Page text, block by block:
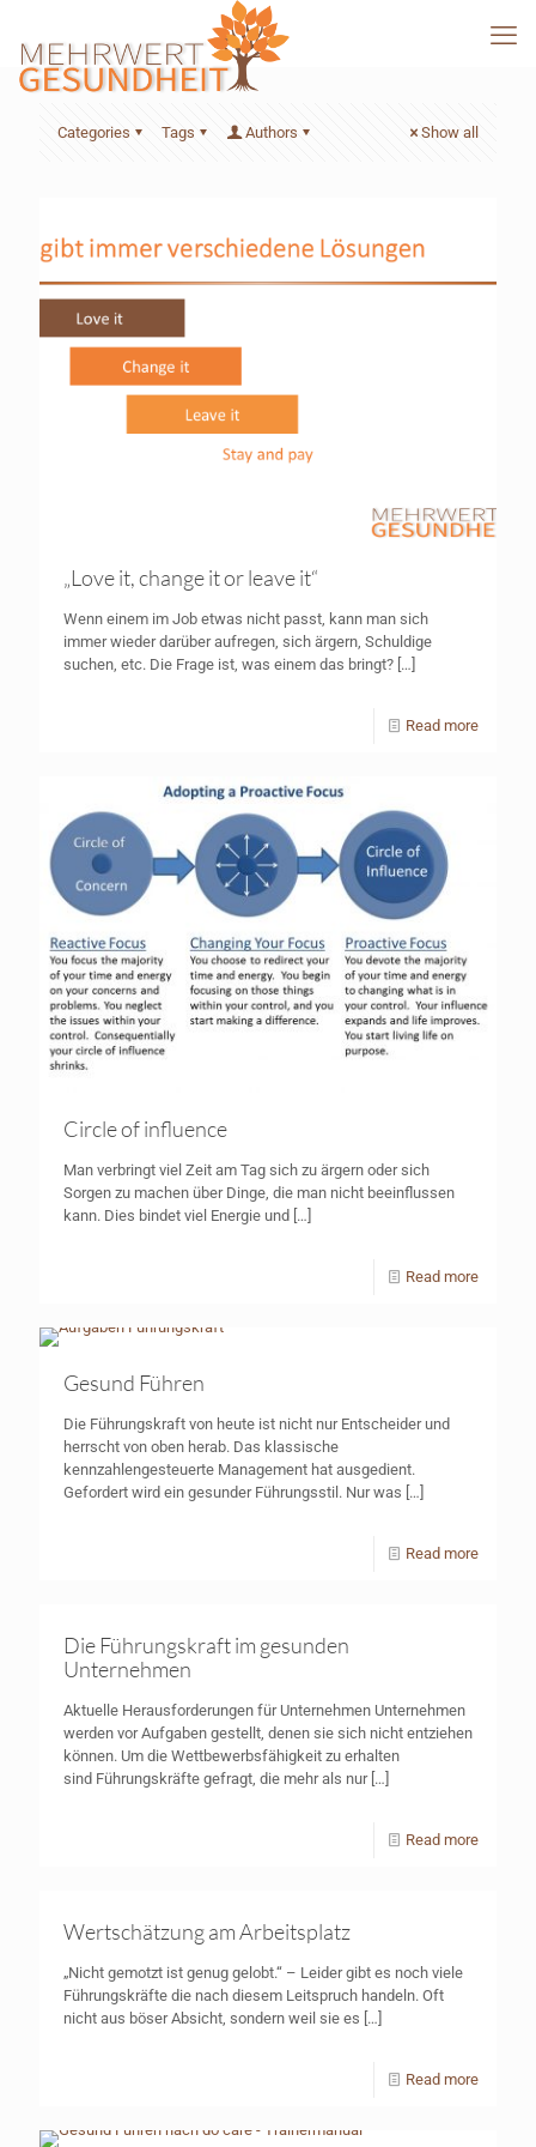
Categories Tags Authors Show all
„Love it, change it or leave it“
Wenn einem im Job etwas nicht passt, kann man sich
immer wieder darüber aufregen, sich ärgern, Schuldige
suchen, etc. Die Frage ist, was einem das bringt? […]
Read more
Circle of influence
Man verbringt viel Zeit am Tag sich zu ärgern oder sich
Sorgen zu machen über Dinge, die man nicht beeinflussen
kann. Dies bindet viel Energie und […]
Read more
Gesund Führen
Die Führungskraft von heute ist nicht nur Entscheider und
herrscht von oben herab. Das klassische
kennzahlengesteuerte Management hat ausgedient.
Gefordert wird ein gesunder Führungsstil. Nur was […]
Read more
Die Führungskraft im gesunden
Unternehmen
Aktuelle Herausforderungen für Unternehmen Unternehmen
werden vor Aufgaben gestellt, denen sie sich nicht entziehen
können. Um die Wettbewerbsfähigkeit zu erhalten
sind Führungskräfte gefragt, die mehr als nur[…]
Read more
Wertschätzung am Arbeitsplatz
„Nicht gemotzt ist genug gelobt.“ – Leider gibt es noch viele
Führungskräfte die nach diesem Leitspruch handeln. Oft
nicht aus böser Absicht, sondern weil sie es […]
Read more